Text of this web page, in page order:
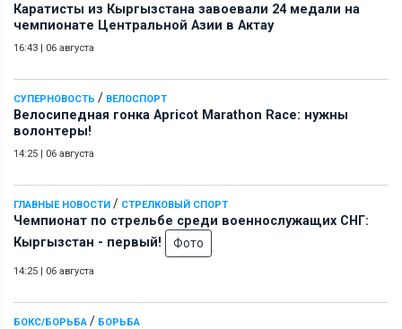
Каратисты из Кыргызстана завоевали 24 медали на
чемпионате Центральной Азии в Актау
16:43 | 06 августа
СУПЕРНОВОСТЬ / ВЕЛОСПОРТ
Велосипедная гонка Apricot Marathon Race: нужны
волонтеры!
14:25 | 06 августа
ГЛАВНЫЕ НОВОСТИ / СТРЕЛКОВЫЙ СПОРТ
Чемпионат по стрельбе среди военнослужащих СНГ:
Кыргызстан - первый!
Фото
14:25 | 06 августа
БОКС/БОРЬБА / БОРЬБА